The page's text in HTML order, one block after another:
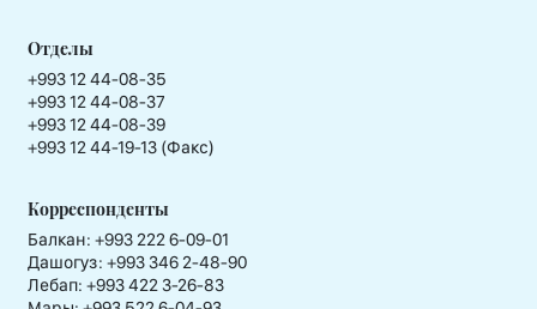
Отделы
+993 12 44-08-35
+993 12 44-08-37
+993 12 44-08-39
+993 12 44-19-13 (Факс)
Корреспонденты
Балкан: +993 222 6-09-01
Дашогуз: +993 346 2-48-90
Лебап: +993 422 3-26-83